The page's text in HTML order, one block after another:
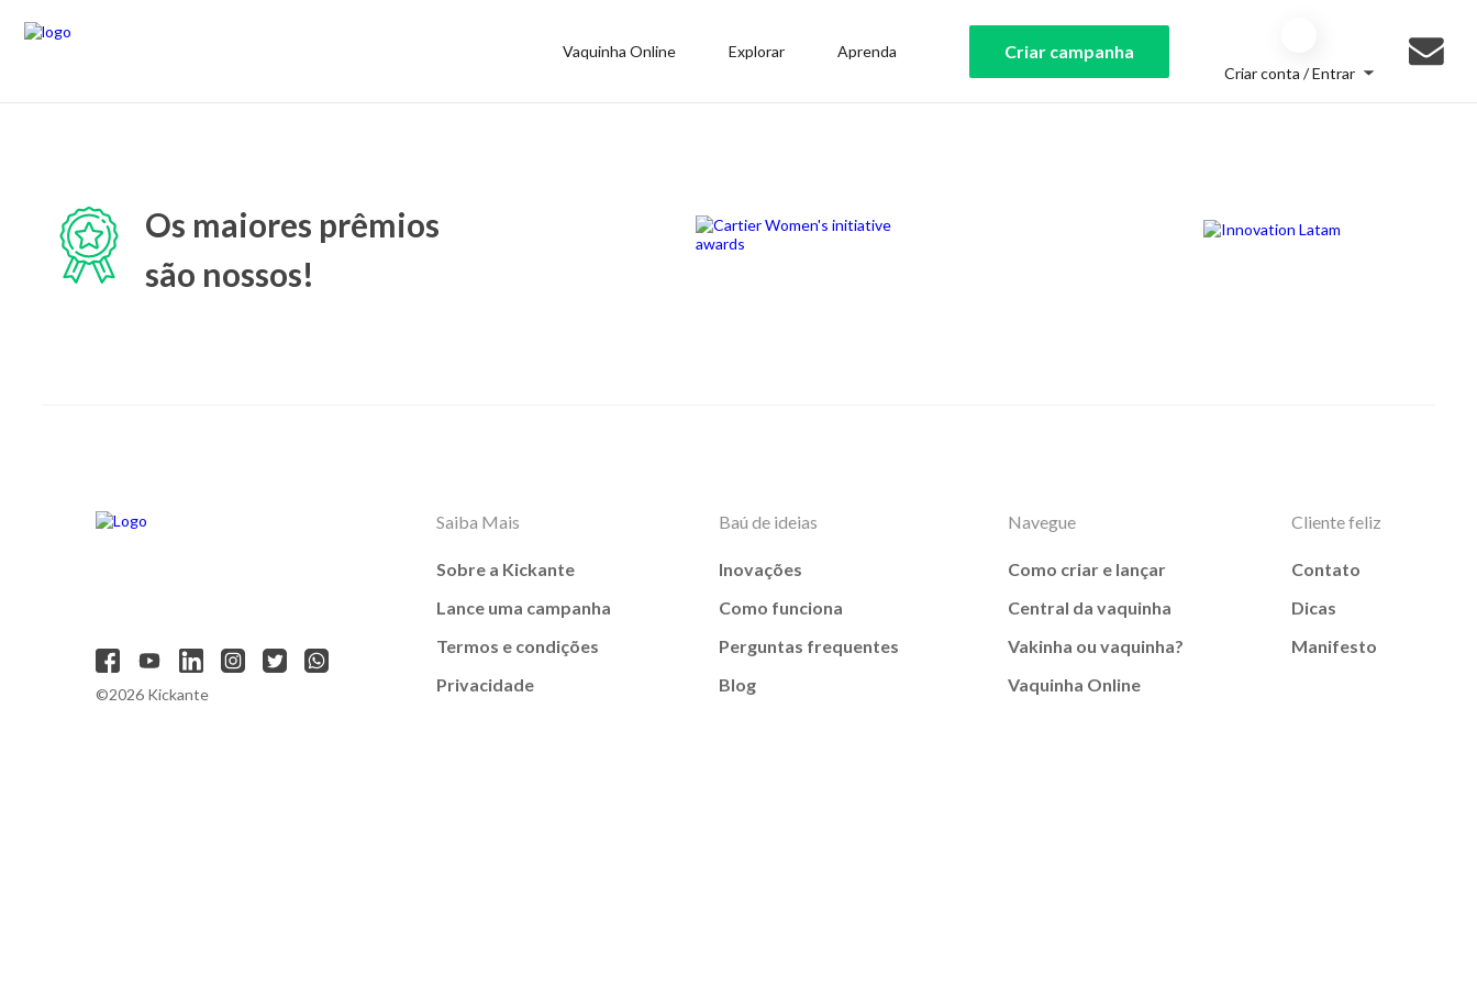
Vaquinha Online Explorar Aprenda Criar campanha
Criar conta / Entrar
Os maiores prêmios
são nossos!
©2026 Kickante
Saiba Mais
Sobre a Kickante
Lance uma campanha
Termos e condições
Privacidade
Baú de ideias
Inovações
Como funciona
Perguntas frequentes
Blog
Navegue
Como criar e lançar
Central da vaquinha
Vakinha ou vaquinha?
Vaquinha Online
Cliente feliz
Contato
Dicas
Manifesto